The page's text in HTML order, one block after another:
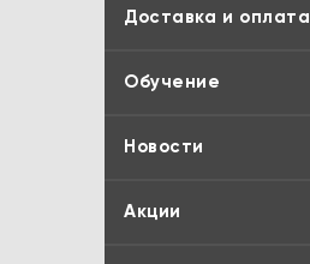
Доставка и оплата
Обучение
Новости
Акции